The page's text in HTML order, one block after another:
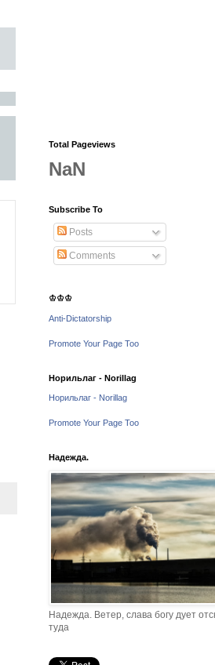
Total Pageviews
NaN
Subscribe To
Posts
Comments
♔♔♔
Anti-Dictatorship
Promote Your Page Too
Норильлаг - Norillag
Норильлаг - Norillag
Promote Your Page Too
Надежда.
Надежда. Ветер, слава богу дует
туда